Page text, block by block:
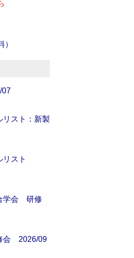
07
リスト：新製
リスト
学会 研修
会 2026/09